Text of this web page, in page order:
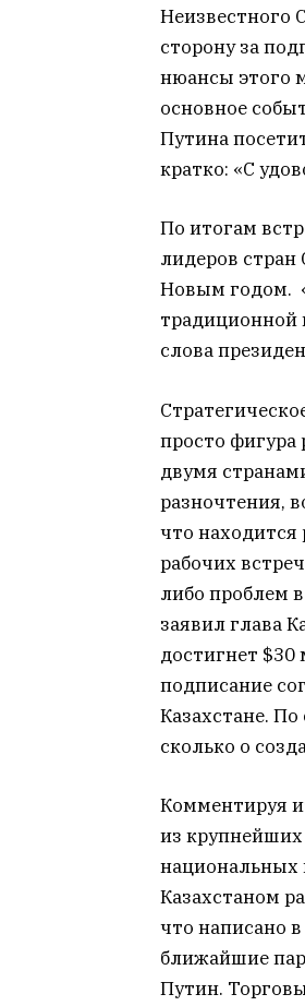
Неизвестного
сторону за
нюансы этого
основное
Путина
кратко: «С
По итогам
лидеров стран
Новым годом.
традиционной
слова
просто фигура
двумя
разночтения,
что находится
рабочих
либо проблем
заявил глава
достигнет
подписание
Казахстане.
сколько о
Комментируя
из крупнейших
национальных
Казахстаном
что написано
ближайшие
Путин.